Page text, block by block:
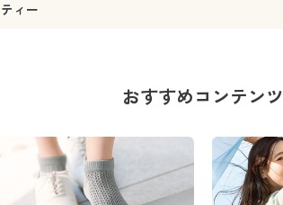
ィー
おすすめコンテンツ